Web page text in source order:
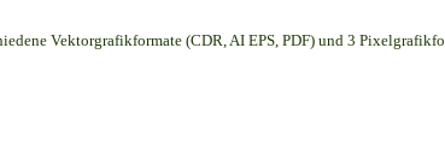
Vektorgrafikformate (CDR, AI EPS, PDF) und 3